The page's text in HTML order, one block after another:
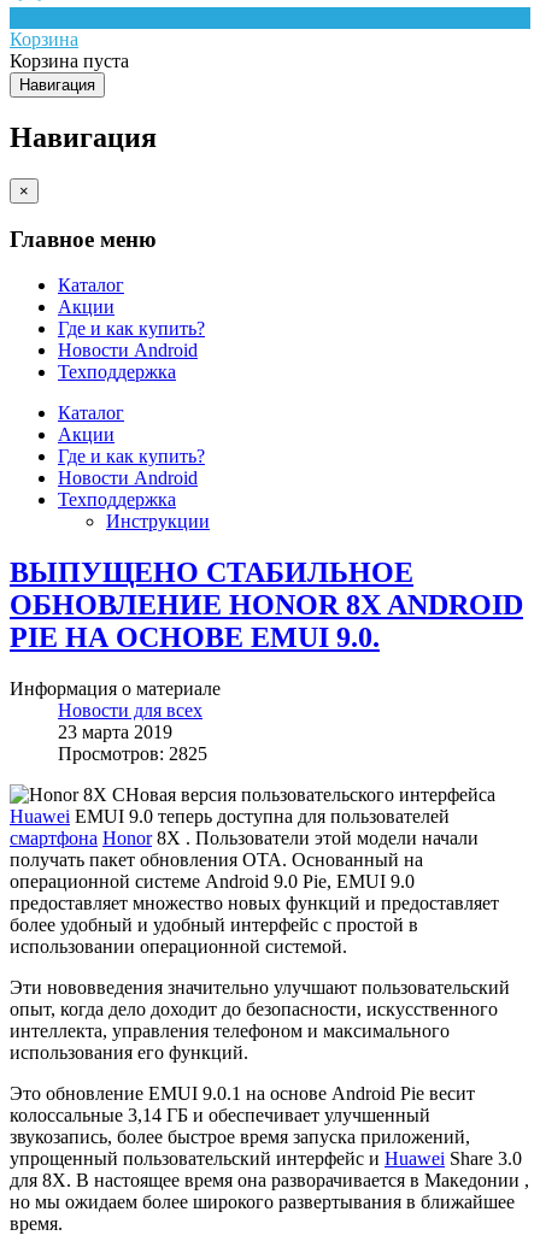
Корзина
Корзина пуста
Навигация
Навигация
×
Главное меню
Каталог
Акции
Где и как купить?
Новости Android
Техподдержка
Каталог
Акции
Где и как купить?
Новости Android
Техподдержка
Инструкции
ВЫПУЩЕНО СТАБИЛЬНОЕ
ОБНОВЛЕНИЕ HONOR 8X ANDROID
PIE НА ОСНОВЕ EMUI 9.0.
Информация о материале
Новости для всех
23 марта 2019
Просмотров: 2825
Новая версия пользовательского интерфейса
Huawei EMUI 9.0 теперь доступна для пользователей
смартфона Honor8X . Пользователи этой модели начали
получать пакет обновления OTA. Основанный на
операционной системе Android 9.0 Pie, EMUI 9.0
предоставляет множество новых функций и предоставляет
более удобный и удобный интерфейс с простой в
использовании операционной системой.
Эти нововведения значительно улучшают пользовательский
опыт, когда дело доходит до безопасности, искусственного
интеллекта, управления телефоном и максимального
использования его функций.
Это обновление EMUI 9.0.1 на основе Android Pie весит
колоссальные 3,14 ГБ и обеспечивает улучшенный
звукозапись, более быстрое время запуска приложений,
упрощенный пользовательский интерфейс и Huawei Share 3.0
для 8X. В настоящее время она разворачивается в Македонии ,
но мы ожидаем более широкого развертывания в ближайшее
время.